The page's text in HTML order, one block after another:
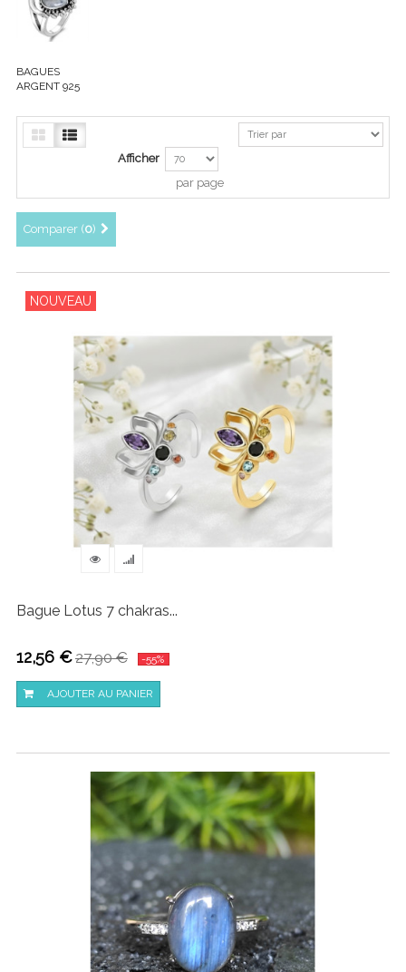
BAGUES
ARGENT 925
Afficher
par page
Comparer (0)
NOUVEAU
Bague Lotus 7 chakras...
12,56 €27,90 € -55%
AJOUTER AU PANIER